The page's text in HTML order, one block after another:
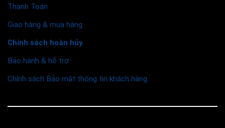
Thanh Toán
Giao hàng & mua hàng
Chính sách hoàn hủy
Bảo hành & hỗ trợ
Chính sách Bảo mật thông tin khách hàng